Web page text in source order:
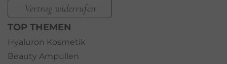
Vertrag widerrufen
TOP THEMEN
Hyaluron Kosmetik
Beauty Ampullen